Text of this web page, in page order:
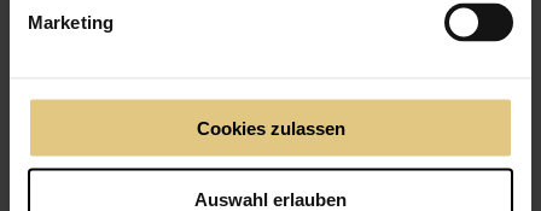
Marketing
Cookies zulassen
Auswahl erlauben
Verdunkelungs­rollo Adelaide
Verdunkelnd - lässt kein Licht durch